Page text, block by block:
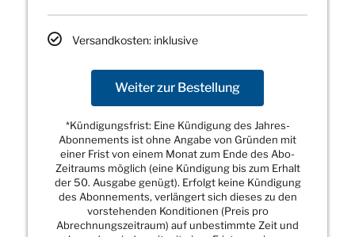
Versandkosten: inklusive
Weiter zur Bestellung
*Kündigungsfrist: Eine Kündigung des Jahres-
Abonnements ist ohne Angabe von Gründen mit
einer Frist von einem Monat zum Ende des Abo-
Zeitraums möglich (eine Kündigung bis zum Erhalt
der 50. Ausgabe genügt). Erfolgt keine Kündigung
des Abonnements, verlängert sich dieses zu den
vorstehenden Konditionen (Preis pro
Abrechnungszeitraum) auf unbestimmte Zeit und